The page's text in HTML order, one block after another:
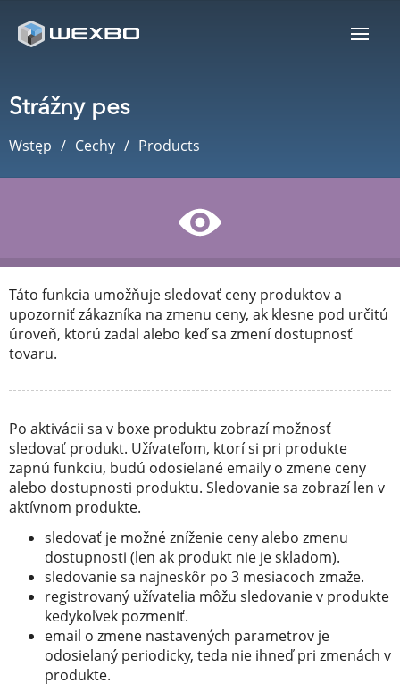
Strážny pes
Wstęp Cechy Products
Táto funkcia umožňuje sledovať ceny produktov a
upozorniť zákazníka na zmenu ceny, ak klesne pod určitú
úroveň, ktorú zadal alebo keď sa zmení dostupnosť
tovaru.
Po aktivácii sa v boxe produktu zobrazí možnosť
sledovať produkt. Užívateľom, ktorí si pri produkte
zapnú funkciu, budú odosielané emaily o zmene ceny
alebo dostupnosti produktu. Sledovanie sa zobrazí len v
aktívnom produkte.
sledovať je možné zníženie ceny alebo zmenu
dostupnosti (len ak produkt nie je skladom).
sledovanie sa najneskôr po 3 mesiacoch zmaže.
registrovaný užívatelia môžu sledovanie v produkte
kedykoľvek pozmeniť.
email o zmene nastavených parametrov je
odosielaný periodicky, teda nie ihneď pri zmenách v
produkte.